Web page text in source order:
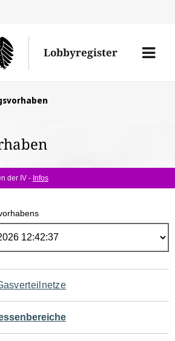
Lobbyregister
Menü
der IV - Infos